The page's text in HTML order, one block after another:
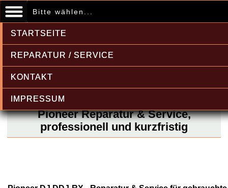
Bitte wählen...
STARTSEITE
REPARATUR / SERVICE
KONTAKT
IMPRESSUM
Pioneer Reparatur & Service,
professionell und kurzfristig